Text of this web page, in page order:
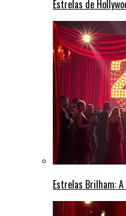
Estrelas de
Estrelas Brilham: